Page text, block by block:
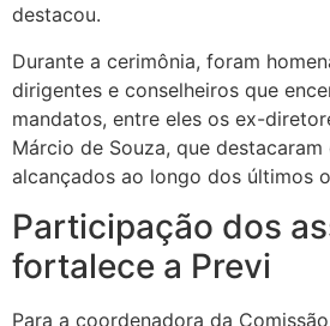
destacou.
Durante a cerimônia, foram
dirigentes e conselheiros que
mandatos, entre eles os ex-
Márcio de Souza, que destacaram
alcançados ao longo dos últimos
Participação dos
fortalece a Previ
Para a coordenadora da